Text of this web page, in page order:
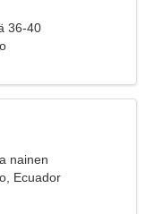
36-40
nainen
Ecuador